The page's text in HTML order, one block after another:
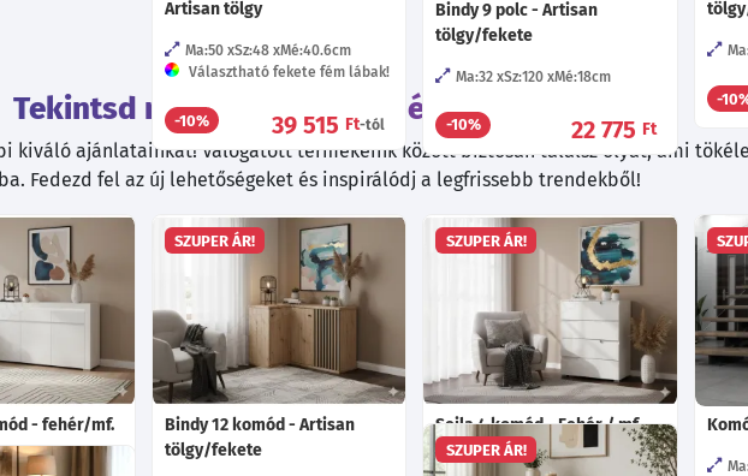
Artisan tölgy
Ma:50 Sz:48 Mé:40.6cm
Választható fekete fém lábak!
-10% 39 515 Ft-tól
-
Bindy 9 polc - Artisan
tölgy/fekete
Ma:32 Sz:120 Mé:18cm
-10% 22 775 Ft
Tekintsd meg ezeket a termékeket is!
kiváló ajánlatainkat! Válogatott termékeink között biztosan találsz olyat, ami
Fedezd fel az új lehetőségeket és inspirálódj a legfrissebb trendekből!
- fehér/mf.
SZUPER ÁR!
Bindy 12 komód - Artisan
tölgy/fekete
SZUPER ÁR!
Seila 4 komód - Fehér / mf.
fehér
SZUPER ÁR!